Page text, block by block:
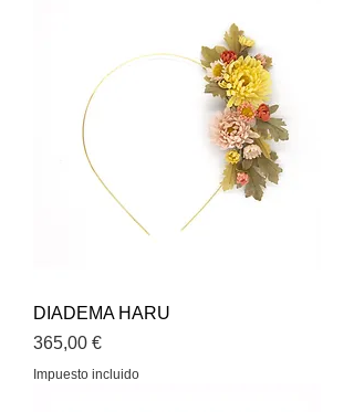
DIADEMA HARU
Precio
365,00 €
Impuesto incluido